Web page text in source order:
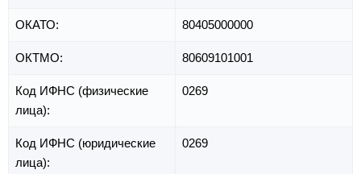
ОКАТО: 80405000000
ОКТМО: 80609101001
Код ИФНС (физические
лица):
0269
Код ИФНС (юридические
лица):
0269